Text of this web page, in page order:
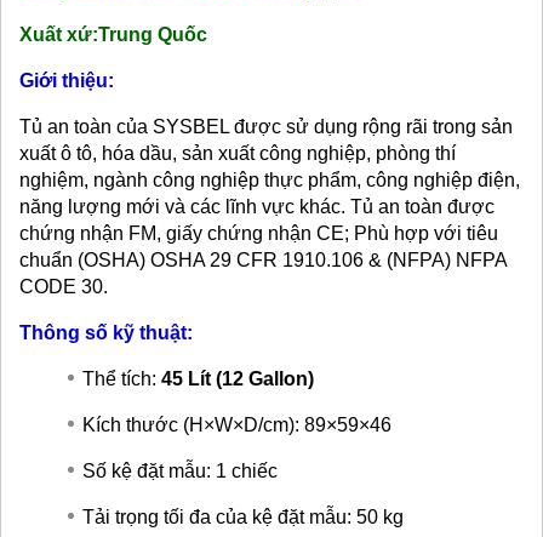
Xuất xứ:Trung Quốc
Giới thiệu:
Tủ an toàn của SYSBEL được sử dụng rộng rãi trong sản
xuất ô tô, hóa dầu, sản xuất công nghiệp, phòng thí
nghiệm, ngành công nghiệp thực phẩm, công nghiệp điện,
năng lượng mới và các lĩnh vực khác. Tủ an toàn được
chứng nhận FM, giấy chứng nhận CE; Phù hợp với tiêu
chuẩn (OSHA) OSHA 29 CFR 1910.106 & (NFPA) NFPA
CODE 30.
Thông số kỹ thuật:
Thể tích: 45 Lít (12 Gallon)
Kích thước (H×W×D/cm): 89×59×46
Số kệ đặt mẫu: 1 chiếc
Tải trọng tối đa của kệ đặt mẫu: 50 kg